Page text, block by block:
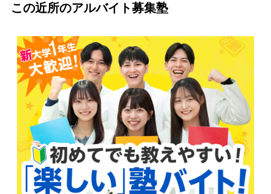
この近所のアルバイト募集塾